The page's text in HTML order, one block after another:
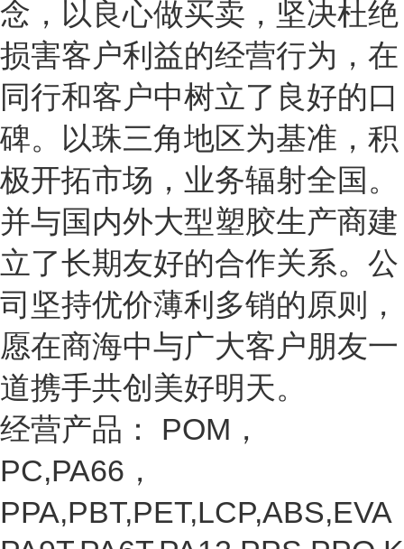
念，以良心做买卖，坚决杜绝
损害客户利益的经营行为，在
同行和客户中树立了良好的口
碑。以珠三角地区为基准，积
极开拓市场，业务辐射全国。
并与国内外大型塑胶生产商建
立了长期友好的合作关系。公
司坚持优价薄利多销的原则，
愿在商海中与广大客户朋友一
道携手共创美好明天。
经营产品： POM ，
PC,PA66，
PPA,PBT,PET,LCP,ABS,EVA